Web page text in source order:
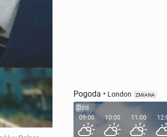
Pogoda • London ZMIANA
Dziś
09:00
10:00 11:00